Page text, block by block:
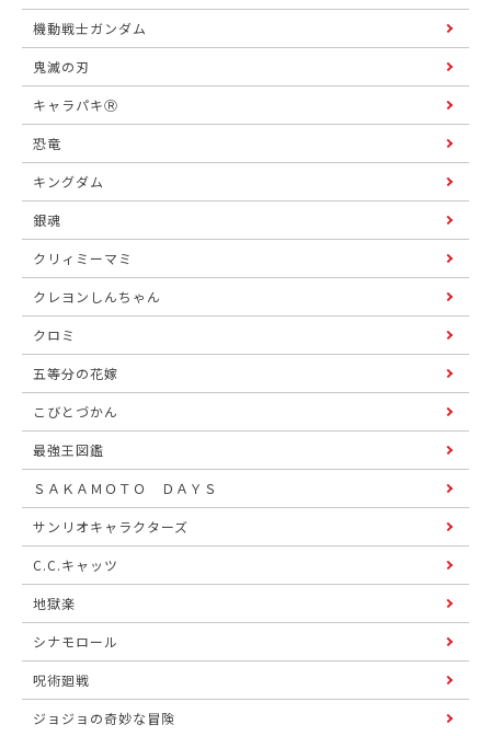
機動戦士ガンダム
鬼滅の刃
キャラパキⓇ
恐竜
キングダム
銀魂
クリィミーマミ
クレヨンしんちゃん
クロミ
五等分の花嫁
こびとづかん
最強王図鑑
ＳＡＫＡＭＯＴＯ ＤＡＹＳ
サンリオキャラクターズ
C.C.キャッツ
地獄楽
シナモロール
呪術廻戦
ジョジョの奇妙な冒険